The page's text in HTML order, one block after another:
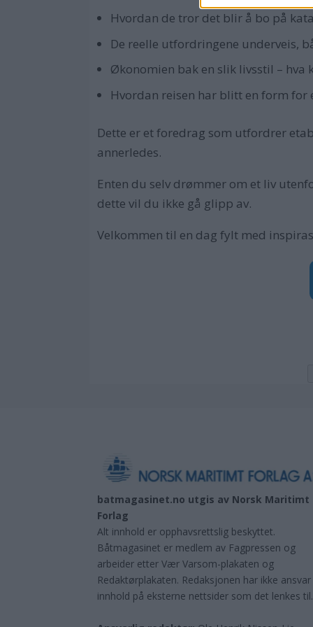
Hvordan de tror det blir å bo på
De reelle utfordringene underveis,
Økonomien bak en slik livsstil – hva
Hvordan reisen har blitt en form
Dette er et foredrag som utfordrer
annerledes.
Enten du selv drømmer om et liv
dette vil du ikke gå glipp av.
Velkommen til en dag fylt med
batmagasinet.no utgis av Norsk Maritimt
Forlag
Alt innhold er opphavsrettslig beskyttet.
Båtmagasinet er medlem av Fagpressen og
arbeider etter Vær Varsom-plakaten og
Redaktørplakaten. Redaksjonen har ikke
innhold på eksterne nettsider som det lenkes til.